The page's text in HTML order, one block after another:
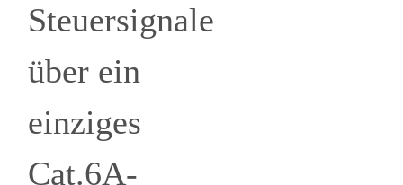
Steuersignale
über ein
einziges
Cat.6A-